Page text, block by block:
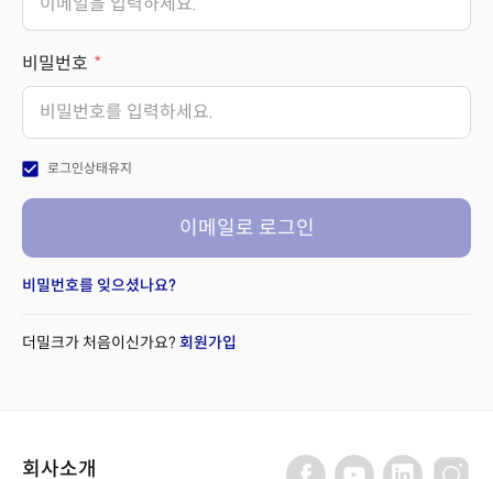
비밀번호
check_box 로그인상태유지
이메일로 로그인
비밀번호를 잊으셨나요?
더밀크가 처음이신가요? 회원가입
회사소개